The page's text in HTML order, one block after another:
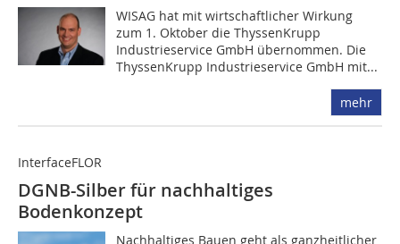
WISAG hat mit wirtschaftlicher Wirkung
zum 1. Oktober die ThyssenKrupp
Industrieservice GmbH übernommen. Die
ThyssenKrupp Industrieservice GmbH mit...
mehr
InterfaceFLOR
DGNB-Silber für nachhaltiges
Bodenkonzept
Nachhaltiges Bauen geht als ganzheitlicher